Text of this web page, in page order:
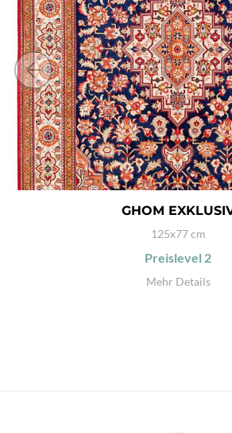
GHOM
125x77 cm
Preislevel 2
Mehr Details